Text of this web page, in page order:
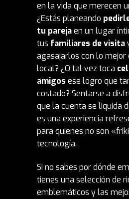
en la vida que merecen
¿Estás planeando
tu parejaen un lugar
tus familiares de visita
agasajarlos con lo mejor
local? ¿O tal vez toca
amigos ese logro que
costado? Sentarse a
que la cuenta se liquida
es una experiencia
para quienes no son
tecnología.
Si no sabes por dónde
tienes una selección de
emblemáticos y las